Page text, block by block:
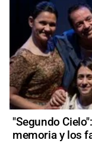
"Segundo
memoria y los